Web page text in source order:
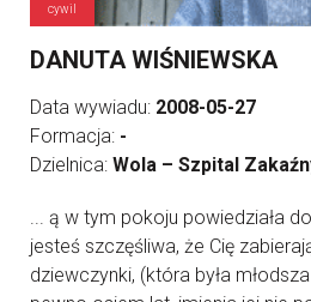
cywil
DANUTA WIŚNIEWSKA
Data wywiadu: 2008-05-27
Formacja: -
Dzielnica: Wola – Szpital
... ą w tym pokoju powiedziała
jesteś szczęśliwa, że Cię
dziewczynki, (która była